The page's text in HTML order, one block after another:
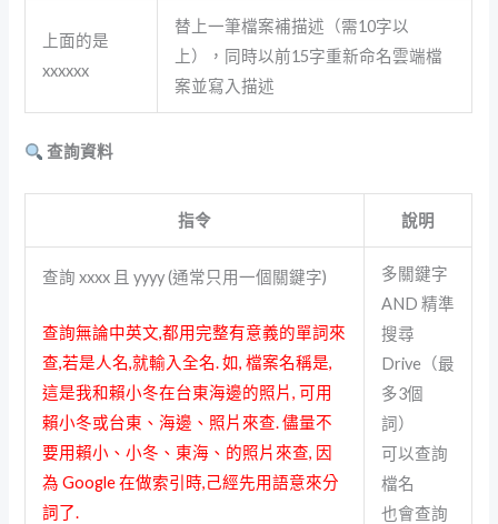
上面的是
xxxxxx
替上一筆檔案補描述（需10字以
上），同時以前15字重新命名雲端檔
案並寫入描述
查詢資料
指令 說明
查詢 xxxx 且 yyyy (通常只用一個關鍵字)
查詢無論中英文,都用完整有意義的單詞來
查,若是人名,就輸入全名. 如, 檔案名稱是,
這是我和賴小冬在台東海邊的照片, 可用
賴小冬或台東、海邊、照片來查. 儘量不
要用賴小、小冬、東海、的照片來查, 因
為 Google 在做索引時,己經先用語意來分
詞了.
多關鍵字
AND 精準
搜尋
Drive（最
多3個
詞）
可以查詢
檔名
也會查詢